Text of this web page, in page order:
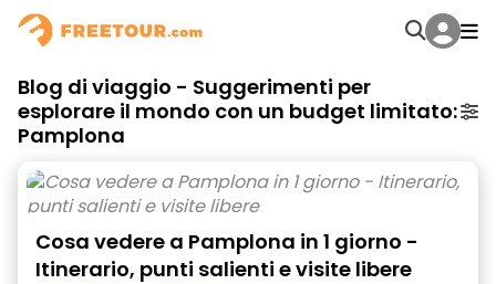
Blog di viaggio - Suggerimenti per
esplorare il mondo con un budget limitato:
Pamplona
Cosa vedere a Pamplona in 1 giorno -
Itinerario, punti salienti e visite libere